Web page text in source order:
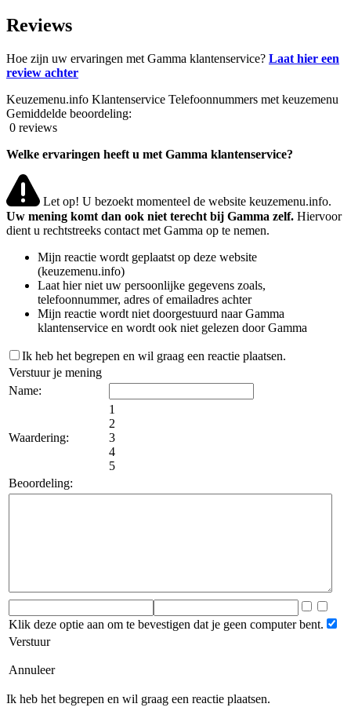
Reviews
Hoe zijn uw ervaringen met Gamma klantenservice? Laat hier een
review achter
Keuzemenu.info Klantenservice Telefoonnummers met keuzemenu
Gemiddelde beoordeling:
0 reviews
Welke ervaringen heeft u met Gamma klantenservice?
Let op! U bezoekt momenteel de website keuzemenu.info.
Uw mening komt dan ook niet terecht bij Gamma zelf. Hiervoor
dient u rechtstreeks contact met Gamma op te nemen.
Mijn reactie wordt geplaatst op deze website
(keuzemenu.info)
Laat hier niet uw persoonlijke gegevens zoals,
telefoonnummer, adres of emailadres achter
Mijn reactie wordt niet doorgestuurd naar Gamma
klantenservice en wordt ook niet gelezen door Gamma
Ik heb het begrepen en wil graag een reactie plaatsen.
Verstuur je mening
Name:
Waardering:
1
2
3
4
5
Beoordeling:
Klik deze optie aan om te bevestigen dat je geen computer bent.
Verstuur
Annuleer
Ik heb het begrepen en wil graag een reactie plaatsen.